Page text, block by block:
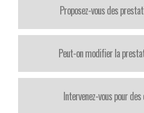
Proposez-vous des
Peut-on modifier la
Intervenez-vous pour